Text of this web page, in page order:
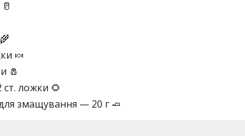
🍬
🧂
ложки 🌻
змащування — 20 г 🧈